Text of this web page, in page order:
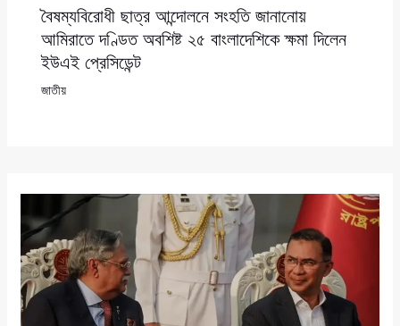
বৈষম্যবিরোধী ছাত্র আন্দোলনে সংহতি জানানোয়
আমিরাতে দণ্ডিত অবশিষ্ট ২৫ বাংলাদেশিকে ক্ষমা দিলেন
ইউএই প্রেসিডেন্ট
জাতীয়